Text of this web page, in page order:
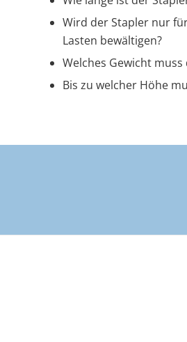
Wird der Stapler nur
Lasten bewältigen?
Welches Gewicht
Bis zu welcher Höhe